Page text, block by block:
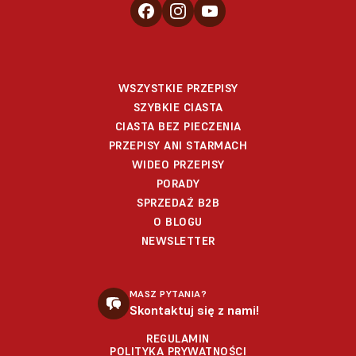
WSZYSTKIE PRZEPISY
SZYBKIE CIASTA
CIASTA BEZ PIECZENIA
PRZEPISY ANI STARMACH
WIDEO PRZEPISY
PORADY
SPRZEDAŻ B2B
O BLOGU
NEWSLETTER
MASZ PYTANIA?
Skontaktuj się z nami!
REGULAMIN
POLITYKA PRYWATNOŚCI